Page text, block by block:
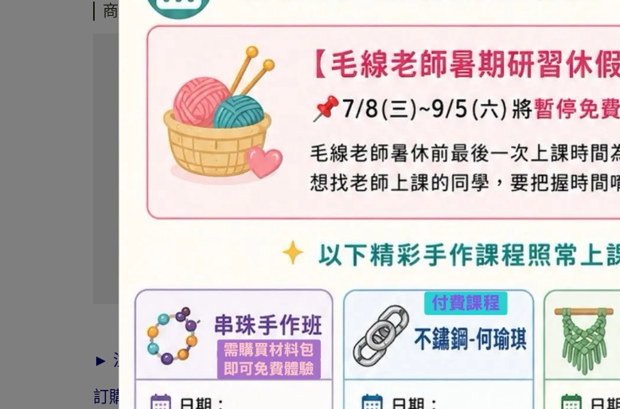
商品介紹
► 注意事項
訂購前請詳閱「線上訂購流程說明」及「退換貨需知」，謝謝。